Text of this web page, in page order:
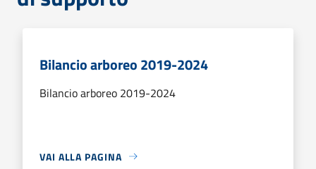
Bilancio arboreo 2019-2024
Bilancio arboreo 2019-2024
VAI ALLA PAGINA